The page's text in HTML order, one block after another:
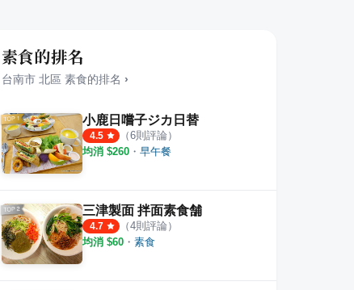
則評論 5.0 ·1 則評論
素食的排名
台南市 北區 素食的排名 ›
小鹿日嚐子ジカ日替
4.5 （6則評論）
均消 $260 ・ 早午餐
三津製面 拌面素食舗
4.7 （4則評論）
均消 $60 ・ 素食